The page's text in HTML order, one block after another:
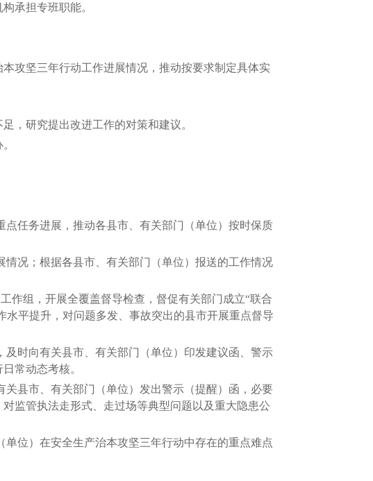
承担专班职能。
攻坚三年行动工作进展情况，推动按要求制定具体实
研究提出改进工作的对策和建议。
任务进展，推动各县市、有关部门（单位）按时保质
况；根据各县市、有关部门（单位）报送的工作情况
组，开展全覆盖督导检查，督促有关部门成立“联合
平提升，对问题多发、事故突出的县市开展重点督导
时向有关县市、有关部门（单位）印发建议函、警示
常动态考核。
县市、有关部门（单位）发出警示（提醒）函，必要
监管执法走形式、走过场等典型问题以及重大隐患公
位）在安全生产治本攻坚三年行动中存在的重点难点